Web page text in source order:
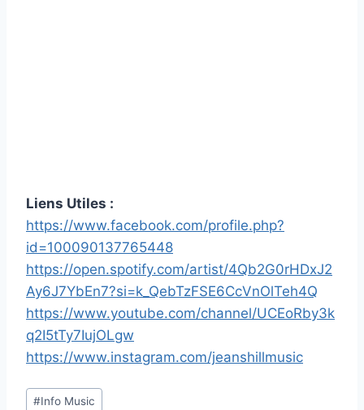
Liens Utiles :
https://www.facebook.com/profile.php?
id=100090137765448
https://open.spotify.com/artist/4Qb2G0rHDxJ2
Ay6J7YbEn7?si=k_QebTzFSE6CcVnOlTeh4Q
https://www.youtube.com/channel/UCEoRby3k
q2I5tTy7IujOLgw
https://www.instagram.com/jeanshillmusic
Étiquettes
#Info Music